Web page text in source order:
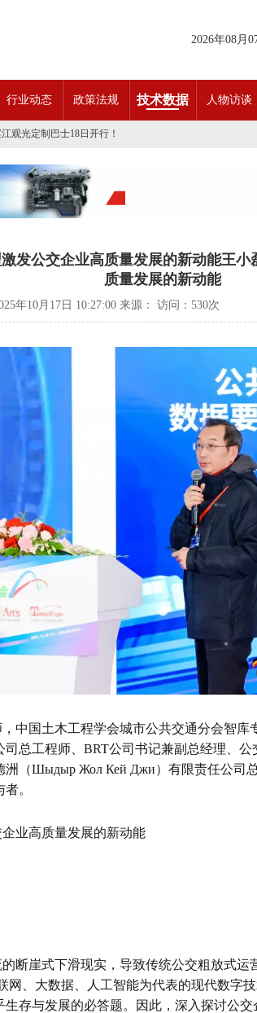
2026年08月
行业动态 政策法规 技术数据 人物访谈
发展论坛 (深圳)邀请函
荣获全国五一劳动奖状
观光定制巴士18日开行！
聚焦「智慧公交」目标 助推公交转型发展——沪苏城市公
，百年北京公交实现历史性跨越！
全生产法》处罚条款对照
技术部发布关于科技创新驱动加快建设交通强国的意见
案 | 久事公交开通首条需求响应式定制班线
荣获全国五一劳动奖状
观光定制巴士18日开行！
植为民情怀•党建引领前行•文化润企发展——南通公交集团
证，百年北京公交实现历史性跨越！
全生产法》处罚条款对照
发公交企业高质量发展的新动能王
质量发展的新动能
年10月17日 10:27:00 来源： 访问： 530次
中国土木工程学会城市公共交通分会智库
司总工程师、BRT公司书记兼副总经理、
洲（Шыдыр Жол Кей Джи）有限责任公司总
。
业高质量发展的新动能
断崖式下滑现实，导致传统公交粗放式
网、大数据、人工智能为代表的现代数字
生存与发展的必答题。因此，深入探讨公